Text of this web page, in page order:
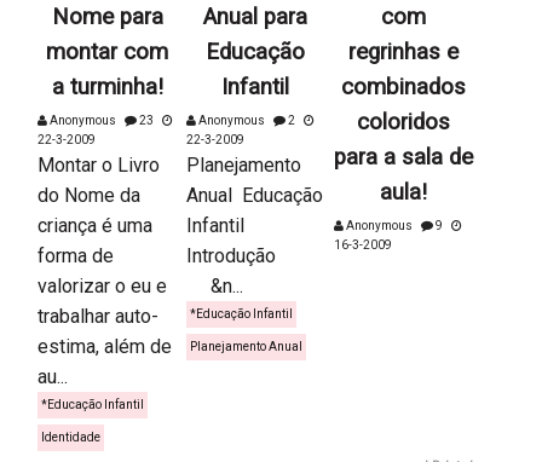
Nome para
montar com
a turminha!
Anonymous
23
22-3-2009
Montar o Livro
do Nome da
criança é uma
forma de
valorizar o eu e
trabalhar auto-
estima, além de
au...
*Educação Infantil
Identidade
Anual para
Educação
Infantil
Anonymous
2
22-3-2009
Planejamento
Anual Educação
Infantil
Introdução
&n...
*Educação Infantil
Planejamento Anual
com
regrinhas e
combinados
coloridos
para a sala de
aula!
Anonymous
9
16-3-2009